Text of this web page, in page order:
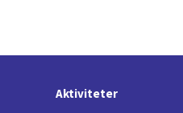
Aktiviteter